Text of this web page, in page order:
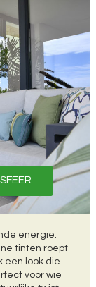
energie.
tinten roept
een look die
voor wie